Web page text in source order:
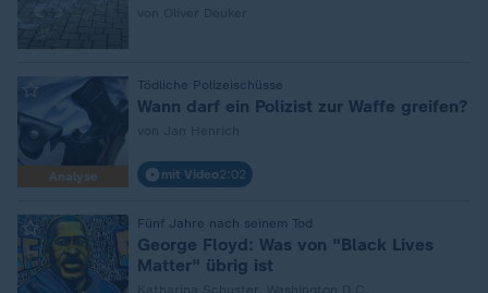
Analyse
Tödliche Polizeischüsse
Wann darf ein Polizist zur Waffe greifen?
mit Video2:02
Fünf Jahre nach seinem Tod
George Floyd: Was von "Black Lives
Matter" übrig ist